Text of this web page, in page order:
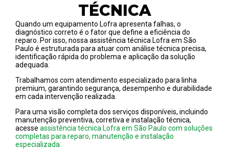
TÉCNICA
Quando um equipamento Lofra apresenta falhas, o
diagnóstico correto é o fator que define a eficiência do
reparo. Por isso, nossa assistência técnica Lofra em São
Paulo é estruturada para atuar com análise técnica precisa,
identificação rápida do problema e aplicação da solução
adequada.
Trabalhamos com atendimento especializado para linha
premium, garantindo segurança, desempenho e durabilidade
em cada intervenção realizada.
Para uma visão completa dos serviços disponíveis, incluindo
manutenção preventiva, corretiva e instalação técnica,
acesse assistência técnica Lofra em São Paulo com soluções
completas para reparo, manutenção e instalação
especializada.